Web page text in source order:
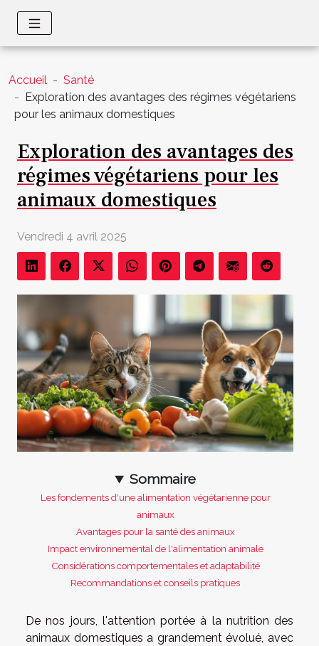
Accueil
Santé
Exploration des avantages des régimes végétariens
pour les animaux domestiques
Exploration des avantages des
régimes végétariens pour les
animaux domestiques
Vendredi 4 avril 2025
Sommaire
Les fondements d'une alimentation végétarienne pour
animaux
Avantages pour la santé des animaux
Impact environnemental de l'alimentation animale
Considérations comportementales et adaptabilité
Recommandations et conseils pratiques
De nos jours, l'attention portée à la nutrition des
animaux domestiques a grandement évolué, avec